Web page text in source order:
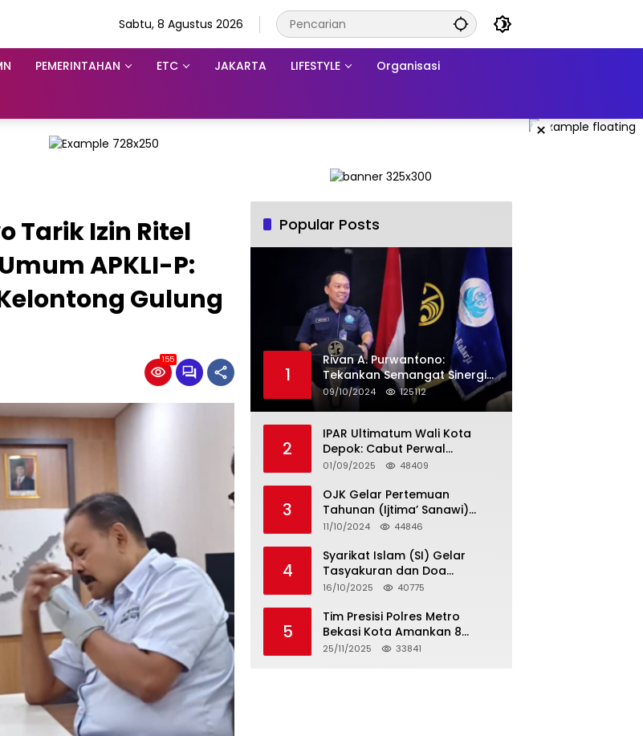
Sabtu, 8 Agustus 2026
PEMERINTAHAN ETC JAKARTA LIFESTYLE Organisasi
×
Tarik Izin Ritel
APKLI-P:
Gulung
155
Popular Posts
1
Rivan A. Purwantono:
Tekankan Semangat Sinergi
dan Kolaborasi dalam
Rakernas Serikat Pekerja Jasa
09/10/2024 125112
2
IPAR Ultimatum Wali Kota
Depok: Cabut Perwal
Tunjangan DPRD Rp40 Juta
Aksi Rakyat
01/09/2025 48409
3
OJK Gelar Pertemuan
Tahunan (Ijtima’ Sanawi)
Dewan Pengawas Syariah
11/10/2024 44846
4
Syarikat Islam (SI) Gelar
Tasyakuran dan Doa
Bersama Organisasi
16/10/2025 40775
5
Tim Presisi Polres Metro
Bekasi Kota Amankan 8
Remaja Diduga Hendak
25/11/2025 33841